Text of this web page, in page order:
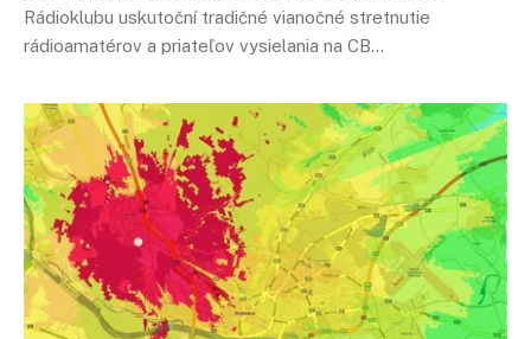
Rádioklubu uskutoční tradičné vianočné stretnutie
rádioamatérov a priateľov vysielania na CB…